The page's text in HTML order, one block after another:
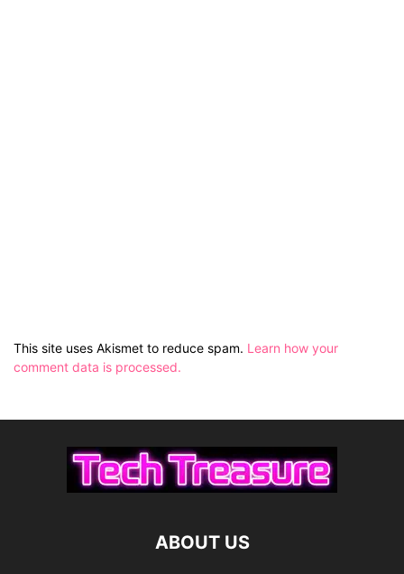
This site uses Akismet to reduce spam. Learn how your
comment data is processed.
ABOUT US